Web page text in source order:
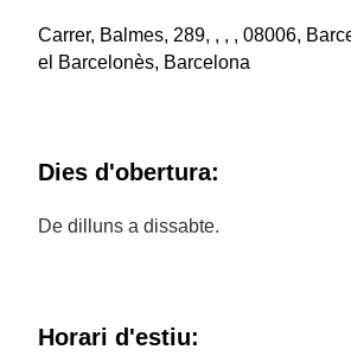
Carrer, Balmes, 289, , , , 08006,
el Barcelonès, Barcelona
Dies d'obertura:
De dilluns a dissabte.
Horari d'estiu: